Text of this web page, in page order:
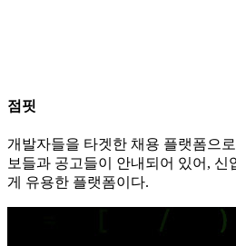
점핏
개발자들을 타겟한 채용 플랫폼으
보들과 공고들이 안내되어 있어, 신
게 유용한 플랫폼이다.